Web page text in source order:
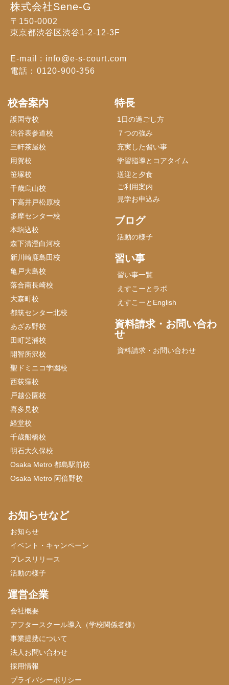
株式会社Sene-G
〒150-0002
東京都渋谷区渋谷1-2-12-3F
E-mail : info@e-s-court.com
電話：0120-900-356
校舎案内
護国寺校
渋谷表参道校
三軒茶屋校
用賀校
笹塚校
千歳烏山校
下高井戸松原校
多摩センター校
本駒込校
森下清澄白河校
新川崎鹿島田校
亀戸大島校
落合南長崎校
大森町校
都筑センター北校
あざみ野校
田町芝浦校
開智所沢校
聖ドミニコ学園校
西荻窪校
戸越公園校
喜多見校
経堂校
千歳船橋校
明石大久保校
Osaka Metro 都島駅前校
Osaka Metro 阿倍野校
特長
1日の過ごし方
７つの強み
充実した習い事
学習指導とコアタイム
送迎と夕食
ご利用案内
見学お申込み
ブログ
活動の様子
習い事
習い事一覧
えすこーとラボ
えすこーとEnglish
資料請求・お問い合わ
せ
資料請求・お問い合わせ
お知らせなど
お知らせ
イベント・キャンペーン
プレスリリース
活動の様子
運営企業
会社概要
アフタースクール導入（学校関係者様）
事業提携について
法人お問い合わせ
採用情報
プライバシーポリシー